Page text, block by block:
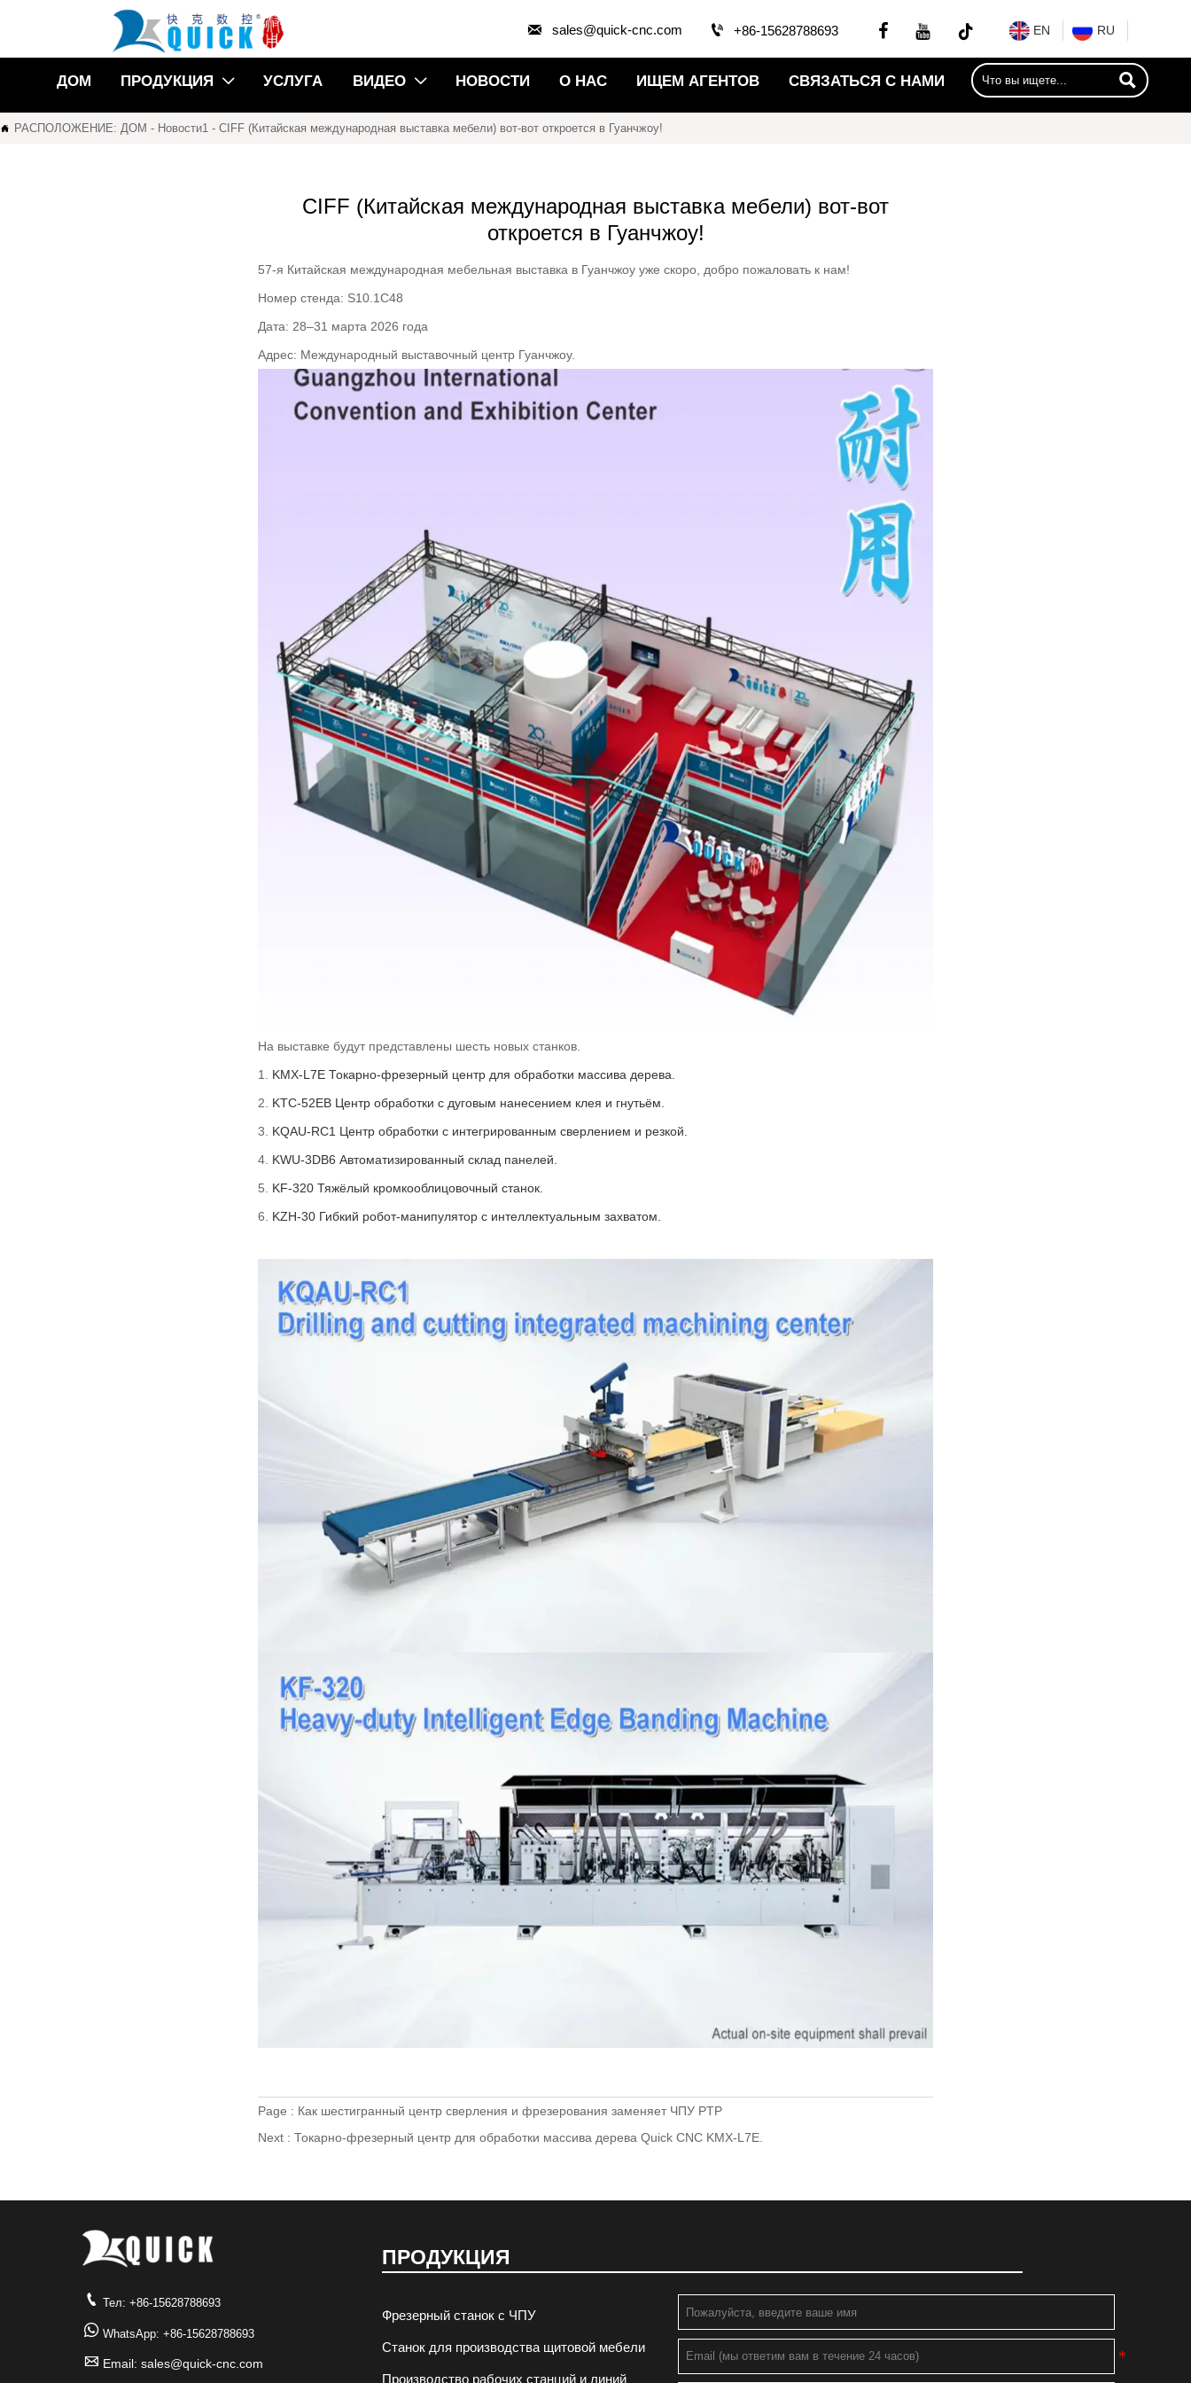
 sales@quick-cnc.com  +86-15628788693   EN RU
ДОМ ПРОДУКЦИЯ  УСЛУГА ВИДЕО  НОВОСТИ О НАС ИЩЕМ АГЕНТОВ СВЯЗАТЬСЯ С НАМИ 
 РАСПОЛОЖЕНИЕ: ДОМ - Новости1- CIFF (Китайская международная выставка мебели) вот-вот откроется в Гуанчжоу!
CIFF (Китайская международная выставка мебели) вот-вот
откроется в Гуанчжоу!
57-я Китайская международная мебельная выставка в Гуанчжоу уже скоро, добро пожаловать к нам!
Номер стенда: S10.1C48
Дата: 28–31 марта 2026 года
Адрес: Международный выставочный центр Гуанчжоу.
На выставке будут представлены шесть новых станков.
KMX-L7E Токарно-фрезерный центр для обработки массива дерева.
KTC-52EB Центр обработки с дуговым нанесением клея и гнутьём.
KQAU-RC1 Центр обработки с интегрированным сверлением и резкой.
KWU-3DB6 Автоматизированный склад панелей.
KF-320 Тяжёлый кромкооблицовочный станок.
KZH-30 Гибкий робот-манипулятор с интеллектуальным захватом.
Page : Как шестигранный центр сверления и фрезерования заменяет ЧПУ PTP
Next :Токарно-фрезерный центр для обработки массива дерева Quick CNC KMX-L7E.
 Тел: +86-15628788693
 WhatsApp: +86-15628788693
 Email: sales@quick-cnc.com
ПРОДУКЦИЯ
Фрезерный станок с ЧПУ
Станок для производства щитовой мебели
Производство рабочих станций и линий